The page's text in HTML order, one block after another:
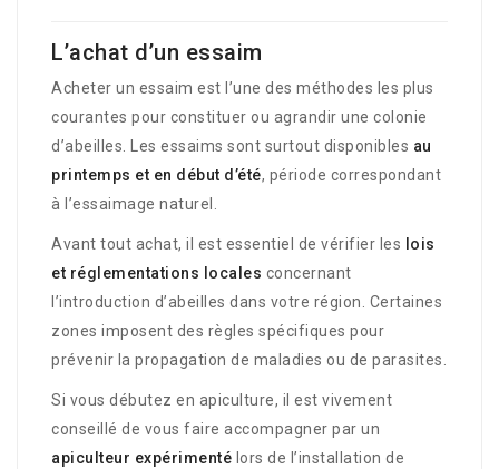
L’achat d’un essaim
Acheter un essaim est l’une des méthodes les plus
courantes pour constituer ou agrandir une colonie
d’abeilles. Les essaims sont surtout disponibles au
printemps et en début d’été, période correspondant
à l’essaimage naturel.
Avant tout achat, il est essentiel de vérifier les
lois
et réglementations locales concernant
l’introduction d’abeilles dans votre région. Certaines
zones imposent des règles spécifiques pour
prévenir la propagation de maladies ou de parasites.
Si vous débutez en apiculture, il est vivement
conseillé de vous faire accompagner par un
apiculteur expérimenté lors de l’installation de